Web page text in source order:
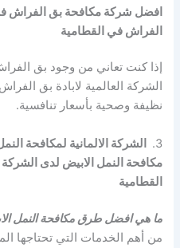
افضل شركة مكافحة بق الفراش
الفراش في القطامية
إذا كنت تعاني من وجود بق
الشركة العالمية لابادة بق
نظيفة وصحية بأسعار تنافسية.
3. الشركة الالمانية لمكافحة
مكافحة النمل الابيض لدى الشركة
القطامية
ما هي افضل طرق مكافحة النمل
من أهم الخدمات التي تحتاجها